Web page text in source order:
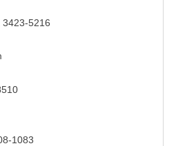
Tweeters Filtres
3423-5216
1083